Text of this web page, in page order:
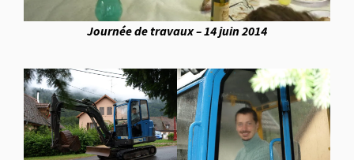
Journée de travaux – 14 juin 2014